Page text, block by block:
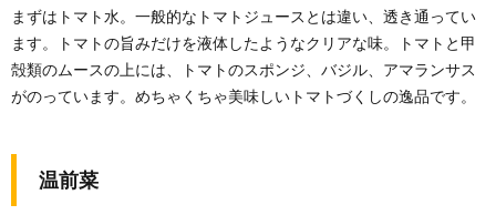
まずはトマト水。一般的なトマトジュースとは違い、透き通ってい
ます。トマトの旨みだけを液体したようなクリアな味。トマトと甲
殻類のムースの上には、トマトのスポンジ、バジル、アマランサス
がのっています。めちゃくちゃ美味しいトマトづくしの逸品です。
温前菜